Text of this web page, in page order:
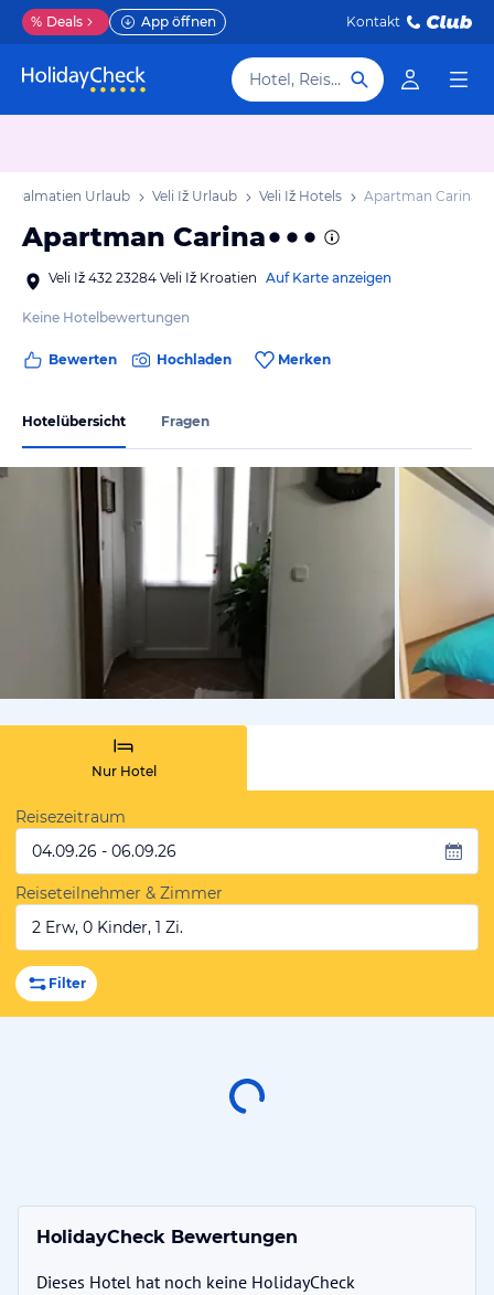
% Deals App öffnen Kontakt
Hotel, Reiseziel
Dalmatien Urlaub Veli Iž Urlaub Veli Iž Hotels Apartman Carina
Apartman Carina
Veli Iž 432 23284 Veli Iž Kroatien Auf Karte anzeigen
Keine Hotelbewertungen
Bewerten Hochladen Merken
Hotelübersicht Fragen
von
Nur Hotel
Reisezeitraum
04.09.26 - 06.09.26
Reiseteilnehmer & Zimmer
2 Erw, 0 Kinder, 1 Zi.
Filter
HolidayCheck Bewertungen
Dieses Hotel hat noch keine HolidayCheck